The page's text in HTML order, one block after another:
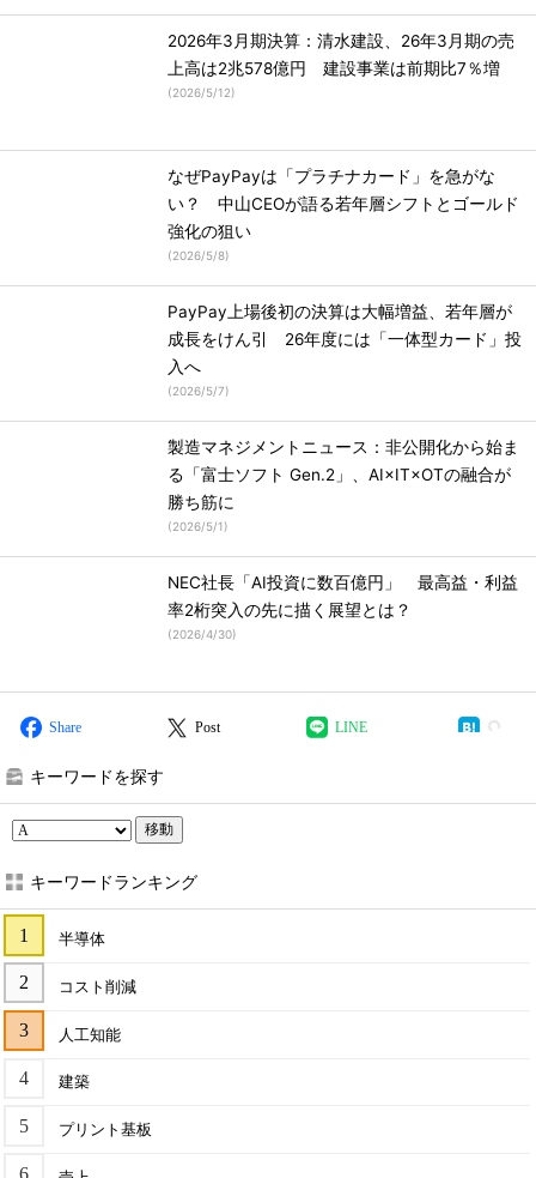
2026年3月期決算：清水建設、26年3月期の売
上高は2兆578億円 建設事業は前期比7％増
(2026/5/12)
なぜPayPayは「プラチナカード」を急がな
い？ 中山CEOが語る若年層シフトとゴールド
強化の狙い
(2026/5/8)
PayPay上場後初の決算は大幅増益、若年層が
成長をけん引 26年度には「一体型カード」投
入へ
(2026/5/7)
製造マネジメントニュース：非公開化から始ま
る「富士ソフト Gen.2」、AI×IT×OTの融合が
勝ち筋に
(2026/5/1)
NEC社長「AI投資に数百億円」 最高益・利益
率2桁突入の先に描く展望とは？
(2026/4/30)
Share Post LINE
キーワードを探す
移動
キーワードランキング
半導体
コスト削減
人工知能
建築
プリント基板